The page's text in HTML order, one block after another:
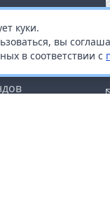
куки.
вы
в соответствии с